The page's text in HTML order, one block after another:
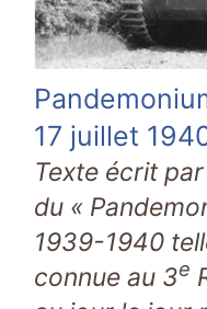
17 juillet
Texte écrit
du «
1939-1940
connue au 3e